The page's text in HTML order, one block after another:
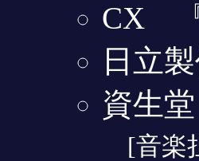
CX
日立
資生
[音楽